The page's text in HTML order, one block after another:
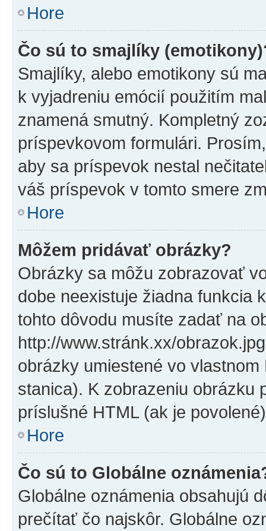
Hore
Čo sú to smajlíky
Smajlíky, alebo emotikony sú
k vyjadreniu emócií použitím
znamená smutný. Kompletný
príspevkovom formulári.
aby sa príspevok nestal
váš príspevok v tomto smere
Hore
Môžem pridávať obrázky?
Obrázky sa môžu zobrazovať
dobe neexistuje žiadna funkcia
tohto dôvodu musíte zadať na
http://www.stránk.xx/
obrázky umiestené vo
stanica). K zobrazeniu obrázku
príslušné HTML (ak je
Hore
Čo sú to Globálne
Globálne oznámenia obsahujú
prečítať čo najskôr. Globálne